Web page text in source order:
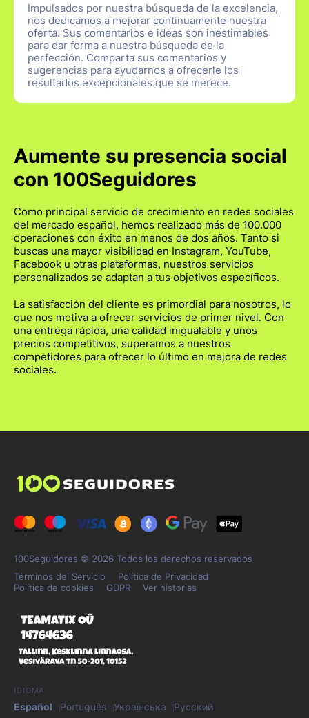
Impulsados por nuestra búsqueda de la excelencia,
nos dedicamos a mejorar continuamente nuestra
oferta. Sus comentarios e ideas son inestimables
para dar forma a nuestra búsqueda de la
perfección. Comparta sus comentarios y
sugerencias para ayudarnos a ofrecerle los
resultados excepcionales que se merece.
Aumente su presencia social
con 100Seguidores
Como principal servicio de crecimiento en redes sociales
del mercado español, hemos realizado más de 100.000
operaciones con éxito en menos de dos años. Tanto si
buscas una mayor visibilidad en Instagram, YouTube,
Facebook u otras plataformas, nuestros servicios
personalizados se adaptan a tus objetivos específicos.
La satisfacción del cliente es primordial para nosotros, lo
que nos motiva a ofrecer servicios de primer nivel. Con
una entrega rápida, una calidad inigualable y unos
precios competitivos, superamos a nuestros
competidores para ofrecer lo último en mejora de redes
sociales.
100Seguidores © 2026 Todos los derechos reservados
Términos del Servicio
Política de Privacidad
Política de cookies
GDPR Ver historias
IDIOMA
Español Português Українська Русский